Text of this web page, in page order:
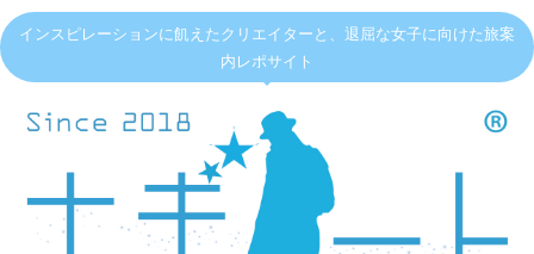
インスピレーションに飢えたクリエイターと、退屈な女子に向けた旅案
内レポサイト